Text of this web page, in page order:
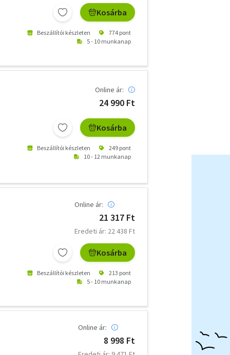
Kosárba
Beszállítói készleten
774 pont
5 - 10 munkanap
Online ár:
24 990 Ft
Kosárba
Beszállítói készleten
249 pont
10 - 12 munkanap
Online ár:
21 317 Ft
Eredeti ár: 22 438 Ft
Kosárba
Beszállítói készleten
213 pont
5 - 10 munkanap
Online ár:
8 998 Ft